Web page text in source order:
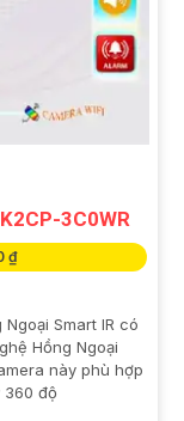
3C0WR
₫
Smart IR có
Hồng Ngoại
này phù hợp
360 độ